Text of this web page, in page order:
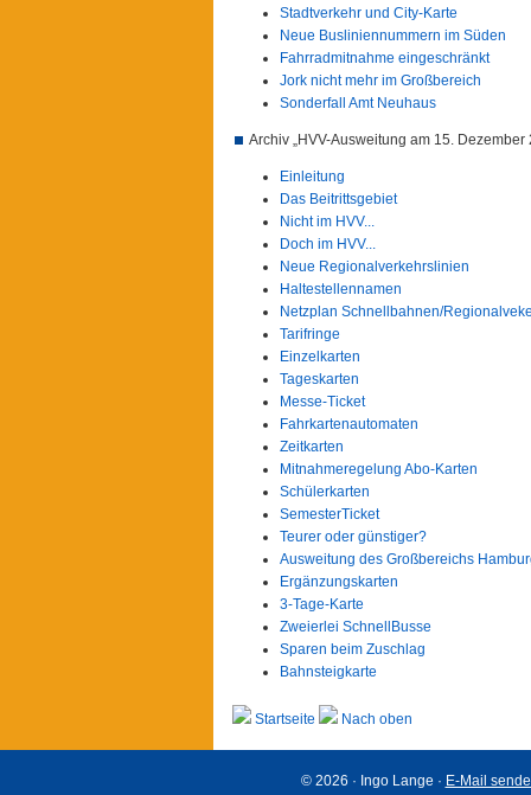
Stadtverkehr und City-Karte
Neue Busliniennummern im Süden
Fahrradmitnahme eingeschränkt
Jork nicht mehr im Großbereich
Sonderfall Amt Neuhaus
Archiv „HVV-Ausweitung am 15.
Einleitung
Das Beitrittsgebiet
Nicht im HVV...
Doch im HVV...
Neue Regionalverkehrslinien
Haltestellennamen
Netzplan Schnellbahnen/
Tarifringe
Einzelkarten
Tageskarten
Messe-Ticket
Fahrkartenautomaten
Zeitkarten
Mitnahmeregelung Abo-Karten
Schülerkarten
SemesterTicket
Teurer oder günstiger?
Ausweitung des Großbereichs
Ergänzungskarten
3-Tage-Karte
Zweierlei SchnellBusse
Sparen beim Zuschlag
Bahnsteigkarte
Startseite Nach oben
© 2026 · Ingo Lange · E-Mail